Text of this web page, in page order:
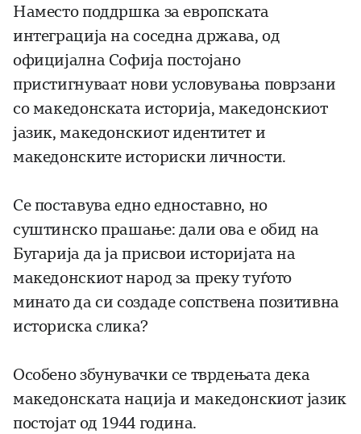
Наместо поддршка за европската
интеграција на соседна држава, од
официјална Софија постојано
пристигнуваат нови условувања поврзани
со македонската историја, македонскиот
јазик, македонскиот идентитет и
македонските историски личности.
Се поставува едно едноставно, но
суштинско прашање: дали ова е обид на
Бугарија да ја присвои историјата на
македонскиот народ за преку туѓото
минато да си создаде сопствена позитивна
историска слика?
Особено збунувачки се тврдењата дека
македонската нација и македонскиот јазик
постојат од 1944 година.